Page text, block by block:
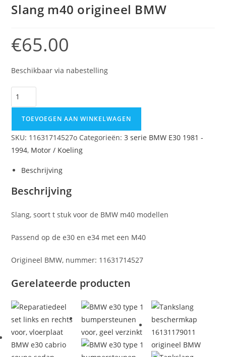
Slang m40 origineel BMW
€65.00
Beschikbaar via nabestelling
TOEVOEGEN AAN WINKELWAGEN
SKU: 11631714527o Categorieën:3 serie BMW E30 1981 -
1994, Motor / Koeling
Beschrijving
Beschrijving
Slang, soort t stuk voor de BMW m40 modellen
Passend op de e30 en e34 met een M40
Origineel BMW, nummer: 11631714527
Gerelateerde producten